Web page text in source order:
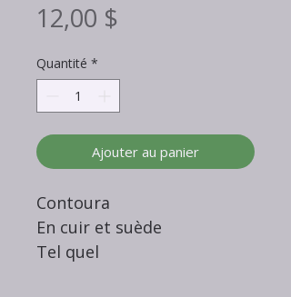
12,00 $
Quantité *
Ajouter au panier
Contoura
En cuir et suède
Tel quel